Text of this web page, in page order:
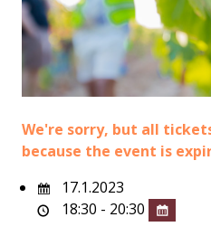
We're sorry, but all
because the event is
17.1.2023
18:30 - 20:30